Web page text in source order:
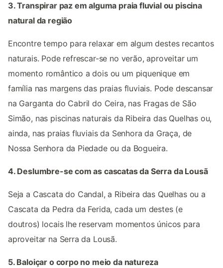
3. Transpirar paz em alguma praia fluvial ou piscina
natural da região
Encontre tempo para relaxar em algum destes recantos
naturais. Pode refrescar-se no verão, aproveitar um
momento romântico a dois ou um piquenique em
família nas margens das praias fluviais. Pode descansar
na Garganta do Cabril do Ceira, nas Fragas de São
Simão, nas piscinas naturais da Ribeira das Quelhas ou,
ainda, nas praias fluviais da Senhora da Graça, de
Nossa Senhora da Piedade ou da Bogueira.
4. Deslumbre-se com as cascatas da Serra da Lousã
Seja a Cascata do Candal, a Ribeira das Quelhas ou a
Cascata da Pedra da Ferida, cada um destes (e
doutros) locais lhe reservam momentos únicos para
aproveitar na Serra da Lousã.
5. Baloiçar o corpo no meio da natureza